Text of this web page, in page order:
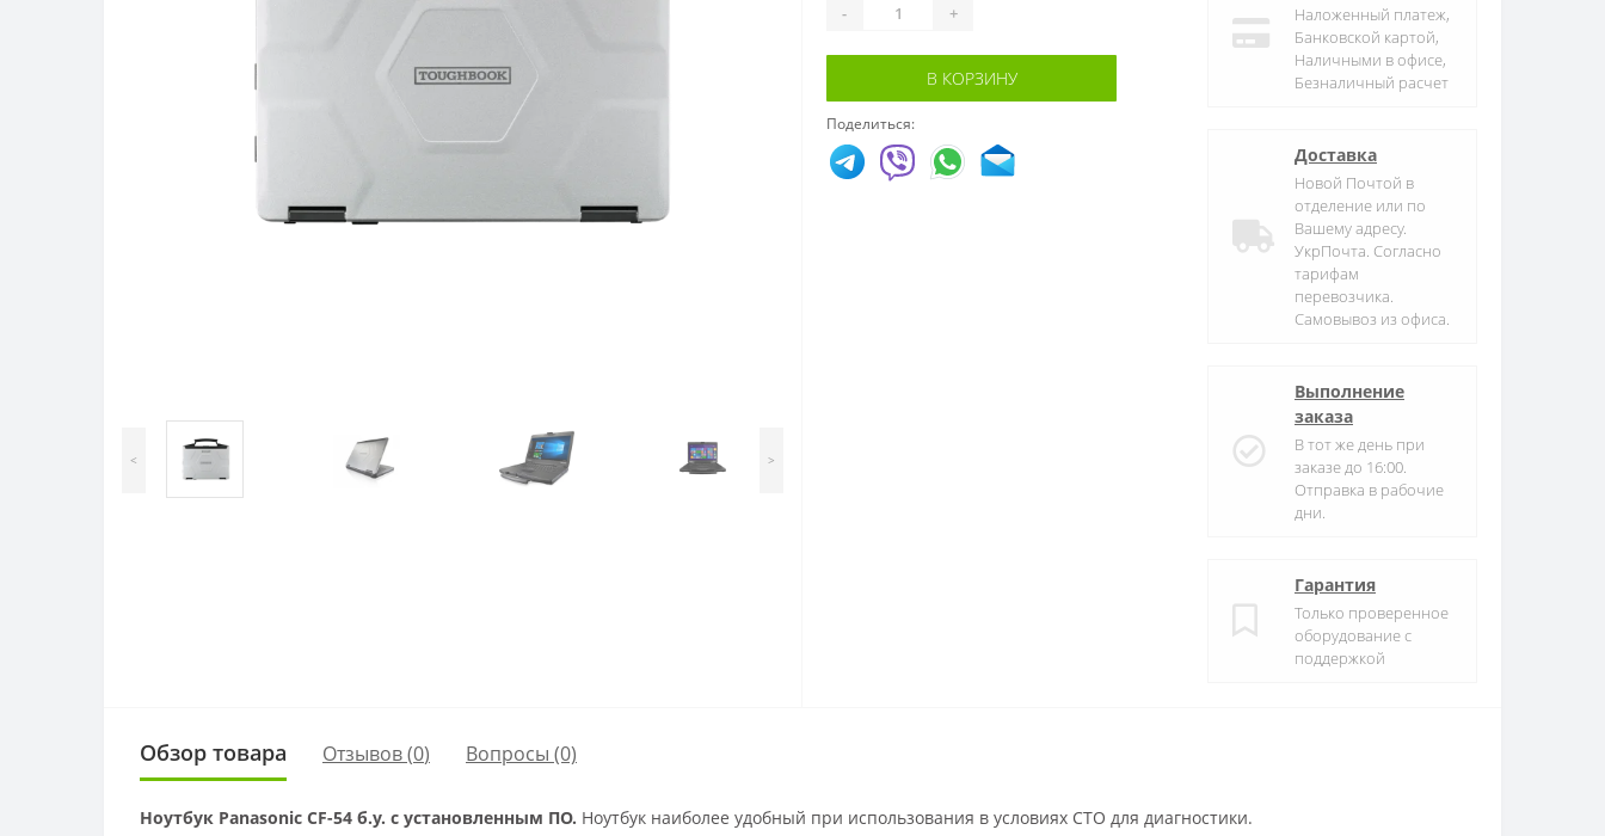
< >
- +
В КОРЗИНУ
Поделиться:
Наложенный платеж,
Банковской картой,
Наличными в офисе,
Безналичный расчет
Доставка
Новой Почтой в
отделение или по
Вашему адресу.
УкрПочта. Согласно
тарифам
перевозчика.
Самовывоз из офиса.
Выполнение
заказа
В тот же день при
заказе до 16:00.
Отправка в рабочие
дни.
Гарантия
Только проверенное
оборудование с
поддержкой
Обзор товара Отзывов (0) Вопросы (0)
Ноутбук Panasonic CF-54 б.у. с установленным ПО. Ноутбук наиболее удобный при использования в условиях СТО для диагностики.